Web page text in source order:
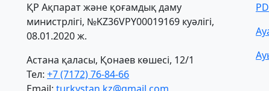
ҚР Ақпарат және қоғамдық даму
министрлігі, №KZ36VPY00019169 куәлігі,
08.01.2020 ж.
Астана қаласы, Қонаев көшесі, 12/1
Тел: +7 (7172) 76-84-66